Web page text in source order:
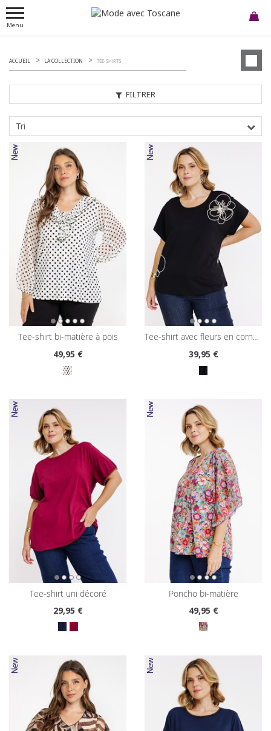
Menu
FILTRER
ACCUEIL LA COLLECTION TEE-SHIRTS
Tri
tee-shirt bi-matière à pois
49,95 €
tee-shirt avec fleurs en cornelly
39,95 €
tee-shirt uni décoré
29,95 €
poncho bi-matière
49,95 €